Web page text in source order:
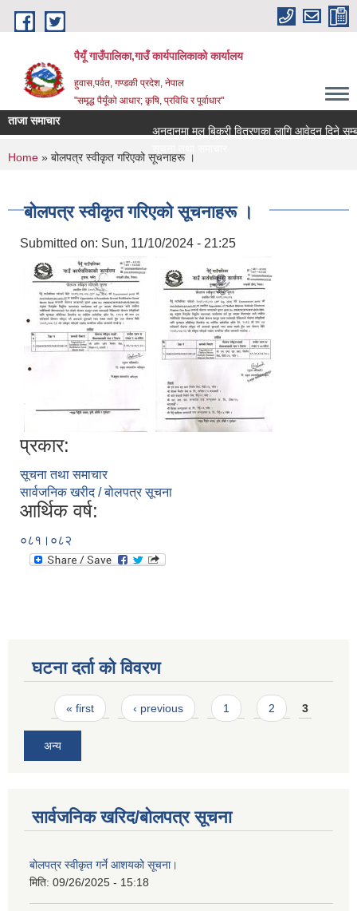
Skip to main content
पैयूँ गाउँपालिका,गाउँ कार्यपालिकाको कार्यालय
हुवास,पर्वत, गण्डकी प्रदेश, नेपाल
"समृद्ध पैयूँको आधार; कृषि, प्रविधि र पूर्वाधार"
ताजा समाचार
अनुदानमा मल बिक्री वितरणका लागि आवेदन दिने
सूचना तथा समाचार
You are here
Home » बोलपत्र स्वीकृत गरिएको सूचनाहरू ।
बोलपत्र स्वीकृत गरिएको सूचनाहरू ।
Submitted on: Sun, 11/10/2024 - 21:25
प्रकार:
सूचना तथा समाचार
सार्वजनिक खरीद / बोलपत्र सूचना
आर्थिक वर्ष:
०८१।०८२
घटना दर्ता को विवरण
Pages
« first ‹ previous 1 2 3
अन्य
सार्वजनिक खरिद/बोलपत्र सूचना
बोलपत्र स्वीकृत गर्ने आशयको सूचना।
मिति: 09/26/2025 - 15:18